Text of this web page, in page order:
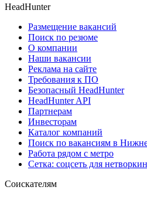
HeadHunter
Размещение вакансий
Поиск по резюме
О компании
Наши вакансии
Реклама на сайте
Требования к ПО
Безопасный HeadHunter
HeadHunter API
Партнерам
Инвесторам
Каталог компаний
Поиск по вакансиям в
Работа рядом с метро
Сетка: соцсеть для
Соискателям